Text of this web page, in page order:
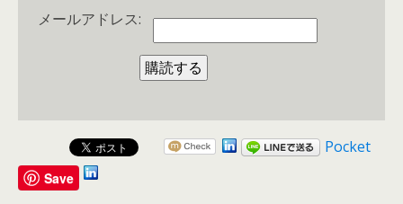
メールアドレス:
Pocket
Save